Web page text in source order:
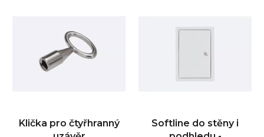
Klička pro čtyřhranný
Softline do stěny i